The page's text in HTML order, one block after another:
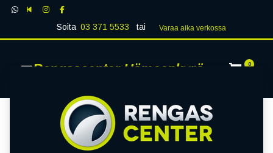
Soita 03 371 5533 tai Varaa aika verk​​​​ossa
Rengascenter Hämeenkyrö 0